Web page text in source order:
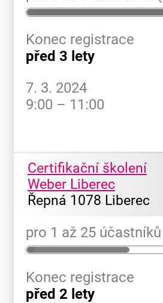
Konec registrace
před 3 lety
7. 3. 2024
9:00 – 11:00
Certifikační školení
Weber Liberec
Řepná 1078 Liberec
pro 1 až 25
Konec registrace
před 2 lety